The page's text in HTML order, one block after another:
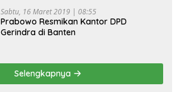
Sabtu, 16 Maret 2019 | 08:55
Prabowo Resmikan Kantor DPD
Gerindra di Banten
Selengkapnya